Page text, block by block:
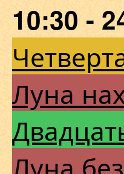
10:30 -
Луна
Луна